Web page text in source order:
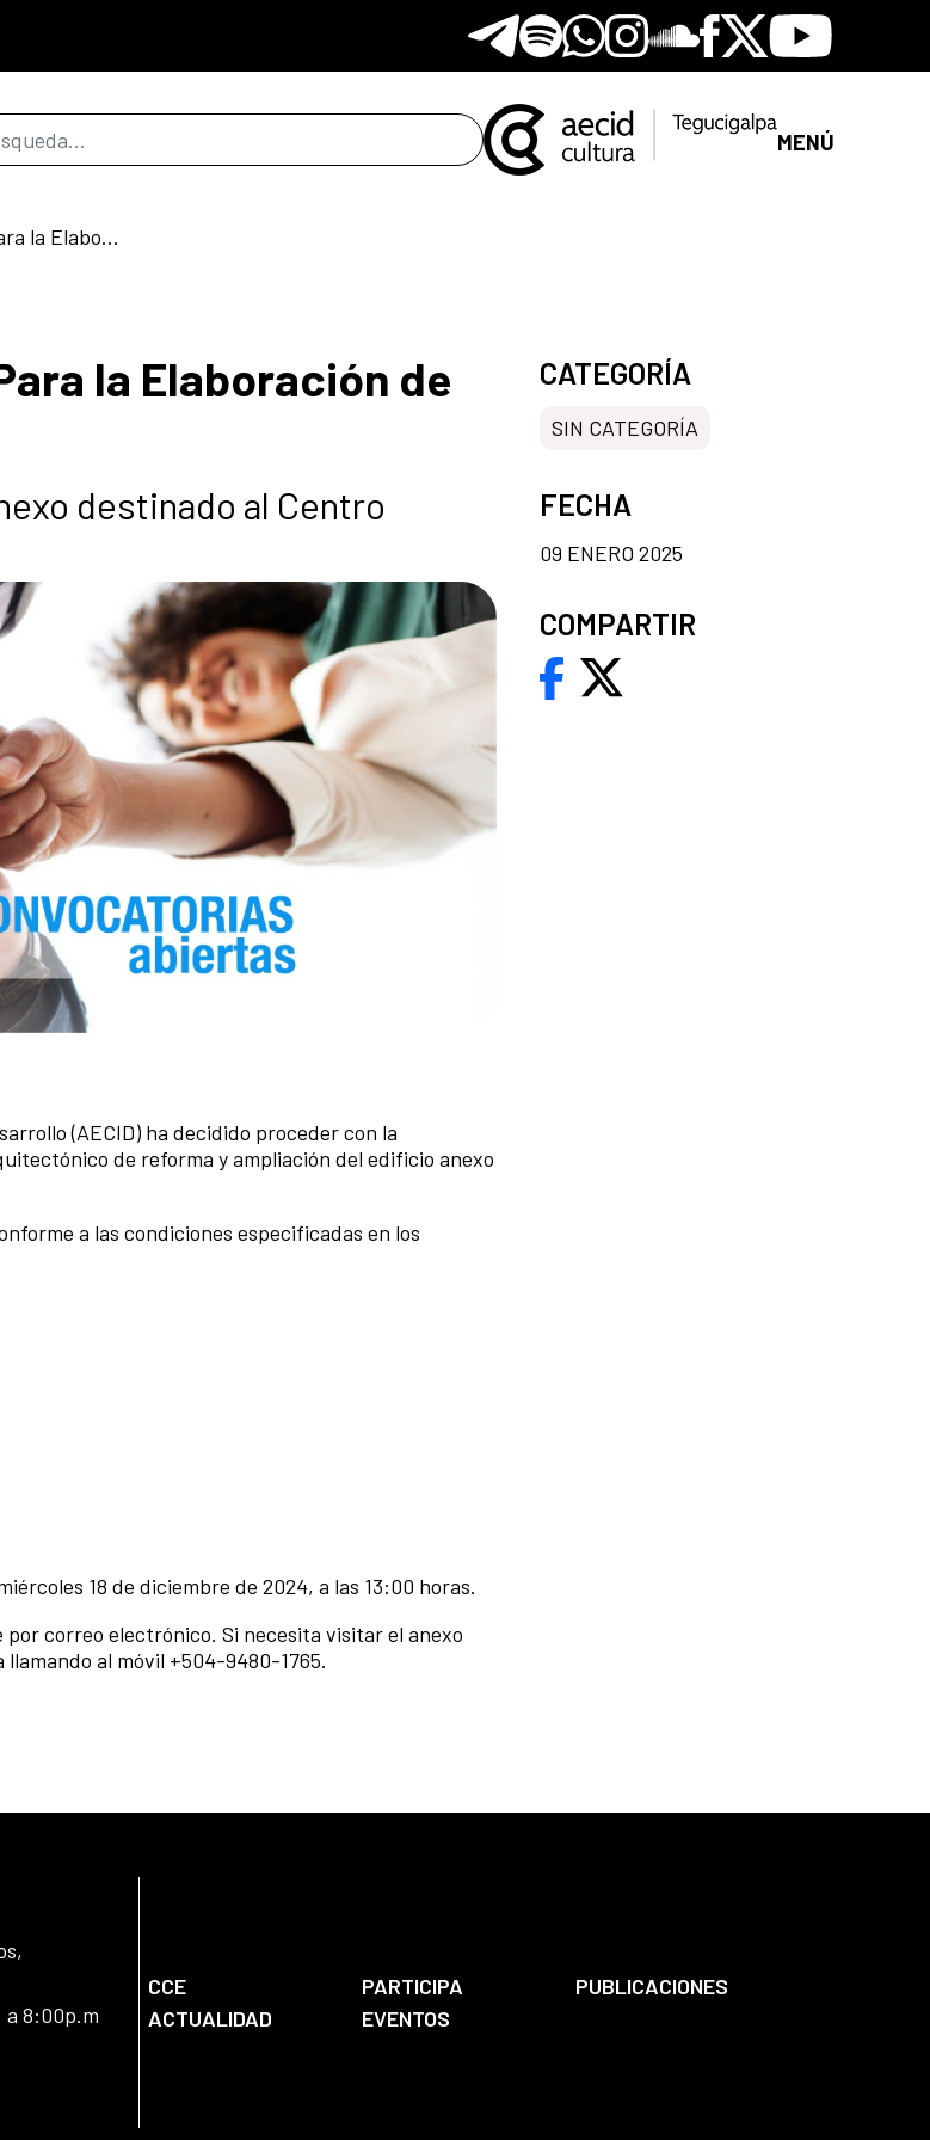
Telegram
SpotifyWhatsapp
Instagram
Soundclore
Facebook
X Youtube
búsqueda MENÚ
Contratación de Servicios Para la Elaboración de Proyecto Arquitectónico
la Elaboración de
destinado al Centro
(AECID) ha decidido proceder con la
de reforma y ampliación del edificio anexo
a las condiciones especificadas en los
18 de diciembre de 2024, a las 13:00 horas.
correo electrónico. Si necesita visitar el anexo
al móvil +504-9480-1765.
CATEGORÍA
SIN CATEGORÍA
FECHA
09 ENERO 2025
COMPARTIR
a 8:00p.m
CCE PARTICIPA
PUBLICACIONES
ACTUALIDAD
EVENTOS